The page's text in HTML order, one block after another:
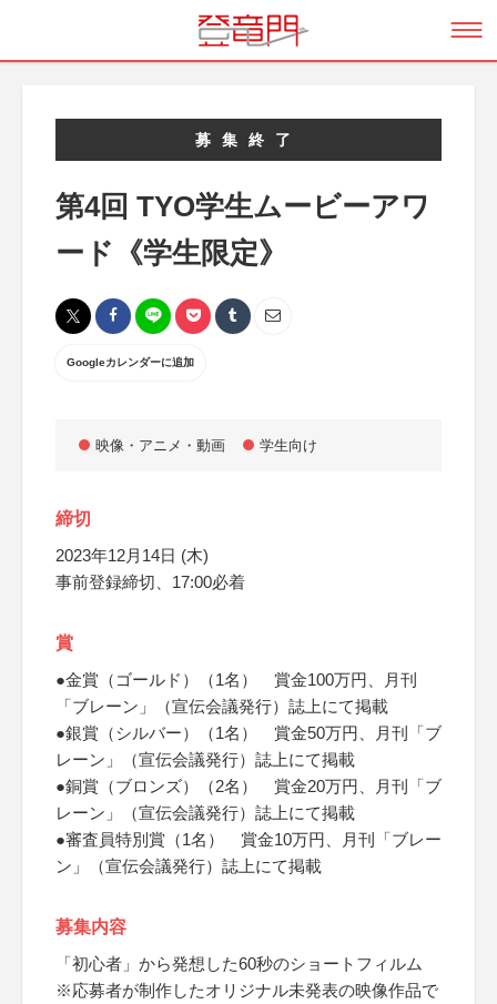
募集終了
第4回 TYO学生ムービーアワ
ード《学生限定》
Googleカレンダーに追加
映像・アニメ・動画 学生向け
締切
2023年12月14日 (木)
事前登録締切、17:00必着
賞
●金賞（ゴールド）（1名） 賞金100万円、月刊
「ブレーン」（宣伝会議発行）誌上にて掲載
●銀賞（シルバー）（1名） 賞金50万円、月刊「ブ
レーン」（宣伝会議発行）誌上にて掲載
●銅賞（ブロンズ）（2名） 賞金20万円、月刊「ブ
レーン」（宣伝会議発行）誌上にて掲載
●審査員特別賞（1名） 賞金10万円、月刊「ブレー
ン」（宣伝会議発行）誌上にて掲載
募集内容
「初心者」から発想した60秒のショートフィルム
※応募者が制作したオリジナル未発表の映像作品で